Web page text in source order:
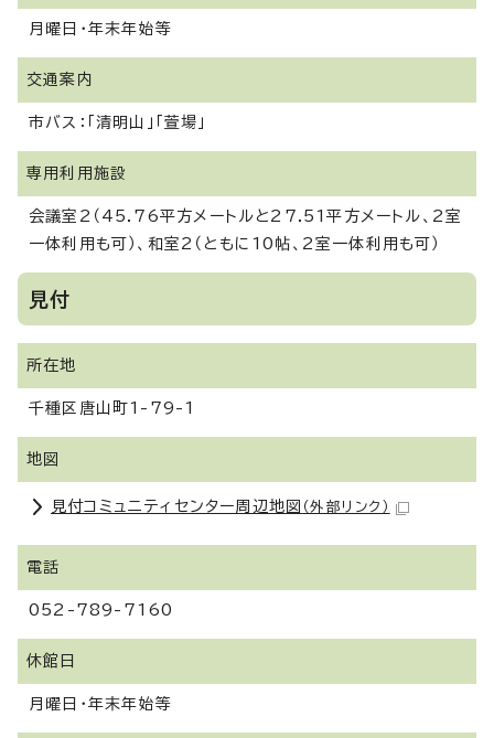
月曜日・年末年始等
交通案内
市バス：「清明山」「萱場」
専用利用施設
会議室2（45.76平方メートルと27.51平方メートル、2室
一体利用も可）、和室2（ともに10帖、2室一体利用も可）
見付
所在地
千種区唐山町1-79-1
地図
見付コミュニティセンター周辺地図 （外部リンク）
電話
052-789-7160
休館日
月曜日・年末年始等